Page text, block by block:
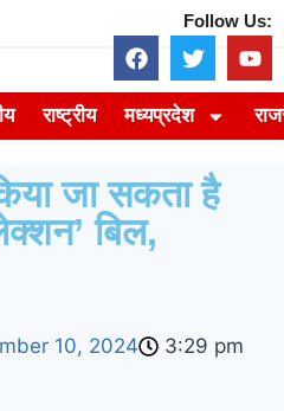
Follow Us:
राष्ट्रीय मध्यप्रदेश
जा सकता है
बिल,
10, 2024 3:29 pm